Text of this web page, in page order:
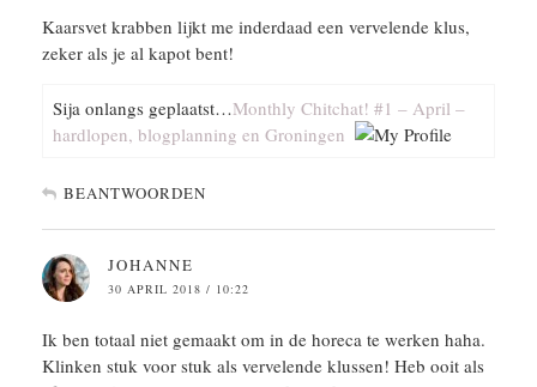
Kaarsvet krabben lijkt me inderdaad een vervelende klus,
zeker als je al kapot bent!
Sija onlangs geplaatst…Monthly Chitchat! #1 – April –
hardlopen, blogplanning en Groningen
BEANTWOORDEN
JOHANNE
30 APRIL 2018 / 10:22
Ik ben totaal niet gemaakt om in de horeca te werken haha.
Klinken stuk voor stuk als vervelende klussen! Heb ooit als